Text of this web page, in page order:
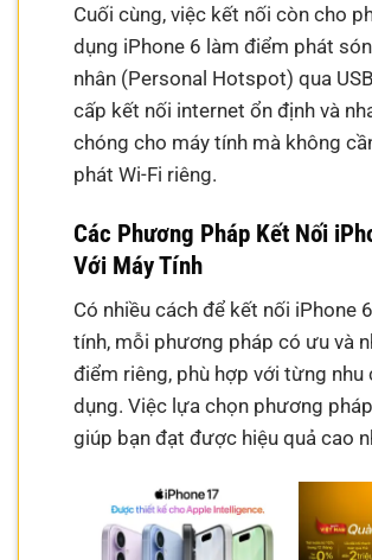
Cuối cùng, việc kết nối còn cho
dụng iPhone 6 làm điểm phát
nhân (Personal Hotspot) qua
cấp kết nối internet ổn định và
chóng cho máy tính mà không
phát Wi-Fi riêng.
Các Phương Pháp Kết Nối
Với Máy Tính
Có nhiều cách để kết nối iPhone
tính, mỗi phương pháp có ưu và
điểm riêng, phù hợp với từng nhu
dụng. Việc lựa chọn phương
giúp bạn đạt được hiệu quả cao